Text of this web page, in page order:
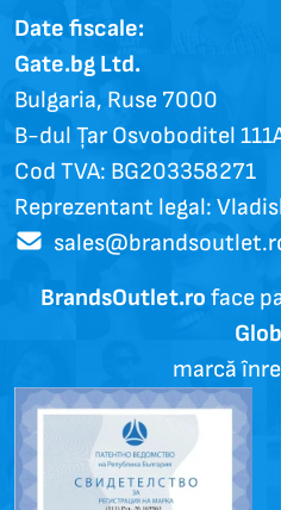
Date fiscale:
Gate.bg Ltd.
Bulgaria, Ruse 7000
B-dul Țar Osvoboditel
Cod TVA: BG203358271
Reprezentant legal:
BrandsOutlet.ro face
marcă